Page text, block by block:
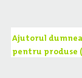
Ajutorul
pentru produse